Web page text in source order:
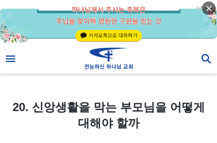
20. 신앙생활을 막는 부모님을 어떻게 대해야 할까
20. 신앙생활을 막는 부모님을 어떻게
대해야 할까